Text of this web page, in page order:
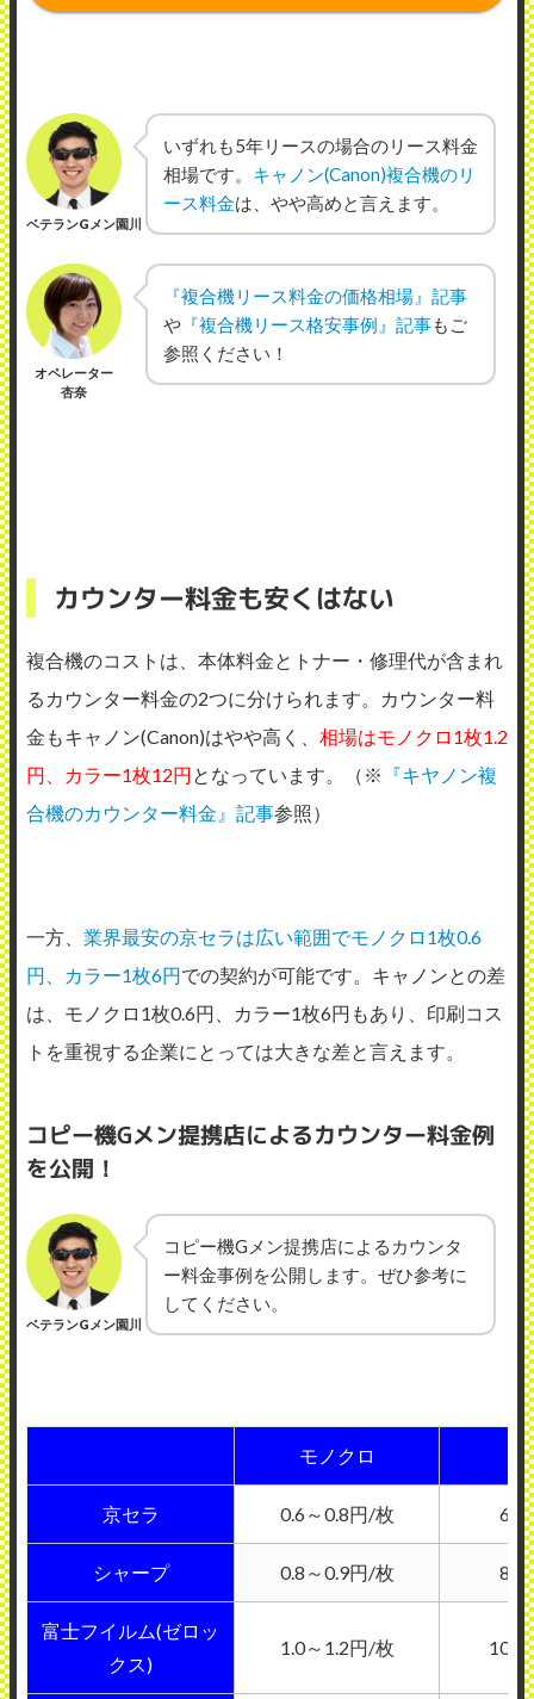
ベテランGメン園川
いずれも5年リースの場合のリース料金
相場です。 キャノン(Canon)複合機のリ
ース料金は、やや高めと言えます。
オペレーター
杏奈
『複合機リース料金の価格相場』記事
や 『複合機リース格安事例』記事もご
参照ください！
カウンター料金も安くはない
複合機のコストは、本体料金とトナー・修理代が含まれ
るカウンター料金の2つに分けられます。カウンター料
金もキャノン(Canon)はやや高く、 相場はモノクロ1枚1.2
円、カラー1枚12円となっています。（※ 『キヤノン複
合機のカウンター料金』記事参照）
一方、 業界最安の京セラは広い範囲でモノクロ1枚0.6
円、カラー1枚6円での契約が可能です。キャノンとの差
は、モノクロ1枚0.6円、カラー1枚6円もあり、印刷コス
トを重視する企業にとっては大きな差と言えます。
コピー機Gメン提携店によるカウンター料金例
を公開！
ベテランGメン園川
コピー機Gメン提携店によるカウンタ
ー料金事例を公開します。ぜひ参考に
してください。
モノクロ
京セラ 0.6～0.8円/枚 6～
シャープ 0.8～0.9円/枚 8～
富士フイルム(ゼロッ
クス)
1.0～1.2円/枚 10